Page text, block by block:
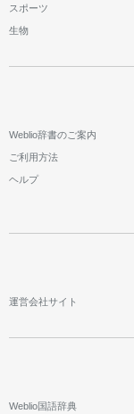
スポーツ
生物
Weblio辞書のご案内
ご利用方法
ヘルプ
運営会社サイト
Weblio国語辞典